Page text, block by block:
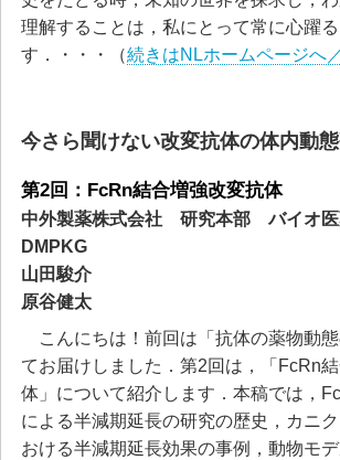
理解することは，私にとって常に心躍
す．・・・（続きはNLホームページへ
今さら聞けない改変抗体の体内動
第2回：FcRn結合増強改変抗体
中外製薬株式会社 研究本部 バイオ
DMPKG
山田駿介
原谷健太
こんにちは！前回は「抗体の薬物動
てお届けしました．第2回は，「FcRn
体」について紹介します．本稿では，
による半減期延長の研究の歴史，カニ
おける半減期延長効果の事例，動物モ